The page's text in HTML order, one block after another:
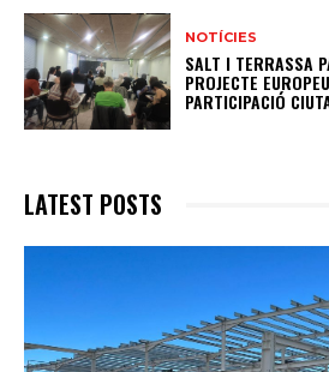
NOTÍCIES
SALT I TERRASSA
PROJECTE
PARTICIPACIÓ
LATEST POSTS